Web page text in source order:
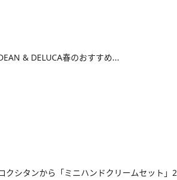
& DELUCA春のおすすめ...
クシタンから「ミニハンドクリームセット」2